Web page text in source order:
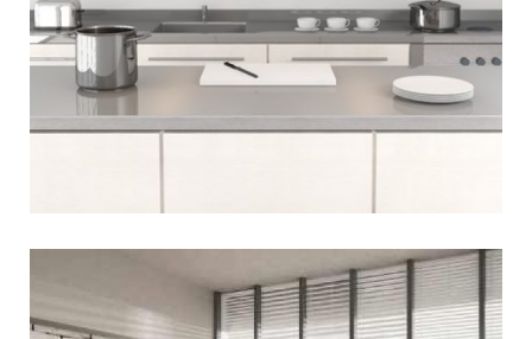
מעטים יחלקו על כך כי למטבח יש השפעה אדירה עלינו
והוא קובע במידה רבה כיצד חיינו ייראו וזהו משהו שאנו